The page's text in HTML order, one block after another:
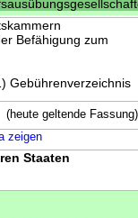
Befähigung zum
Gebührenverzeichnis
(heute geltende Fassung)
zeigen
Staaten